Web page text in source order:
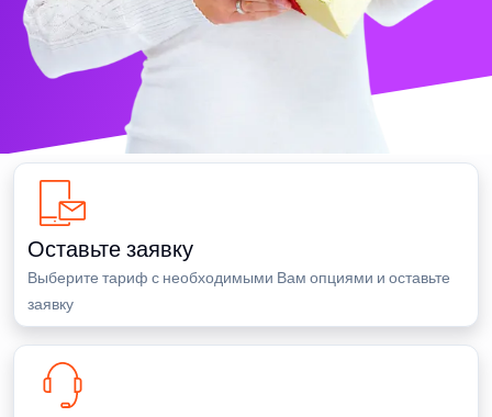
Оставьте заявку
Выберите тариф с необходимыми Вам опциями и оставьте
заявку